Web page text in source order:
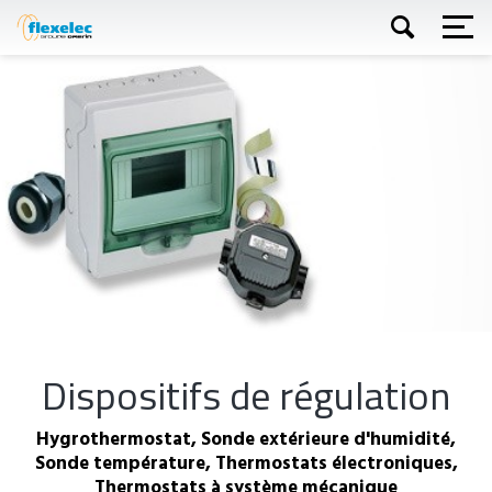
Aller
au
Dispositifs de régulation
Hygrothermostat, Sonde extérieure d'humidité,
Sonde température, Thermostats électroniques,
Thermostats à système mécanique